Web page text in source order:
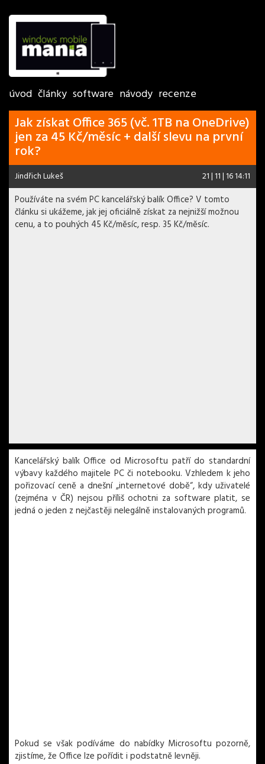
úvod články software návody recenze
Jak získat Office 365 (vč. 1TB na OneDrive)
jen za 45 Kč/měsíc + další slevu na první
rok?
Jindřich Lukeš 21 | 11 | 16 14:11
Používáte na svém PC kancelářský balík Office? V tomto
článku si ukážeme, jak jej oficiálně získat za nejnižší možnou
cenu, a to pouhých 45 Kč/měsíc, resp. 35 Kč/měsíc.
Kancelářský balík Office od Microsoftu patří do standardní
výbavy každého majitele PC či notebooku. Vzhledem k jeho
pořizovací ceně a dnešní „internetové době“, kdy uživatelé
(zejména v ČR) nejsou příliš ochotni za software platit, se
jedná o jeden z nejčastěji nelegálně instalovaných programů.
Pokud se však podíváme do nabídky Microsoftu pozorně,
zjistíme, že Office lze pořídit i podstatně levněji.